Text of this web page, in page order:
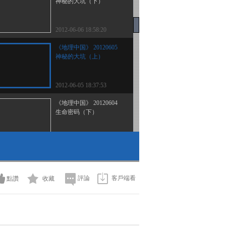
2012-06-06 18:58:20
《地理中国》 20120605
神秘的大坑（上）
2012-06-05 18:37:53
《地理中国》 20120604
生命密码（下）
2012-06-03 19:17:14
神秘村调查
點讚 收藏 評論 客戶端看